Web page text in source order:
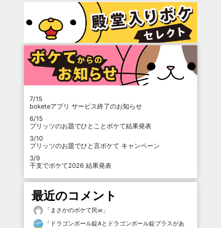
7/15
boketeアプリ サービス終了のお知らせ
6/15
プリッツのお題でひとことボケて結果発表
3/10
プリッツのお題でひと言ボケて キャンペーン
3/9
干支でボケて2026 結果発表
最近のコメント
「 まさかのボケて民w 」
「 ドラゴンボール錠Aとドラゴンボール錠プラスがあ